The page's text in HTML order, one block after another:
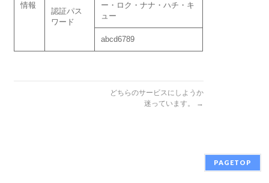
情報
認証パス
ワード
ー・ロク・ナナ・ハチ・キ
ュー
abcd6789
どちらのサービスにしようか
迷っています。
→
PAGETOP